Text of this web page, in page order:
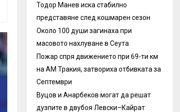
Тодор Манев иска стабилно
представяне след кошмарен сезон
Около 100 души загинаха при
масовото нахлуване в Сеута
Пожар спря движението при 69-ти км
на АМ Тракия, затвориха отбивката за
Септември
Вуцов и Анарбеков могат да решат
дузпите в двубоя Левски–Кайрат